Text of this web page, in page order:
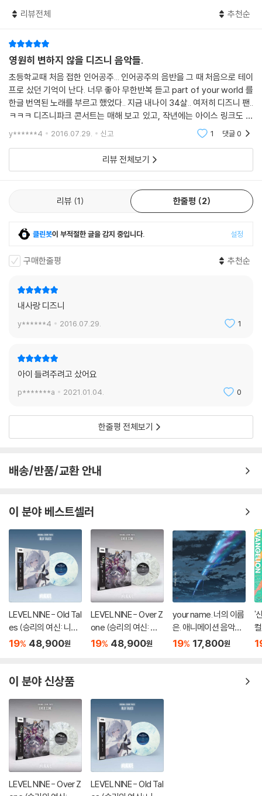
리뷰전체 추천순
영원히 변하지 않을 디즈니 음악들.
초등학교때 처음 접한 인어공주... 인어공주의 음반을 그 때 처음으로 테이
프로 샀던 기억이 난다. 너무 좋아 무한반복 듣고 part of your world 를
한글 번역된 노래를 부르고 했었다.. 지금 내나이 34살.. 여저히 디즈니 팬..
ㅋㅋㅋ 디즈니파크 콘서트는 매해 보고 있고, 작년에는 아이스 링크도 보
러 갔었다.. 나중에 내 아이가 태어나면 내 아이와 함께 보러 다닐듯... 영원
히
y******4 2016.07.29. 신고 1 댓글0
리뷰 전체보기
리뷰 1 한줄평 2
클린봇이 부적절한 글을 감지 중입니다. 설정
구매한줄평 추천순
내사랑 디즈니
y******4 2016.07.29. 1
아이 들려주려고 샀어요
p*******a 2021.01.04. 0
한줄평 전체보기
배송/반품/교환 안내
이 분야 베스트셀러
LEVEL NINE - Old Tal
es (승리의 여신: 니케
OST) [마블 컬러 LP]
19% 48,900원
LEVEL NINE - Over Z
one (승리의 여신: 니
케 OST) [마블 컬러 L
19% 48,900원
your name. 너의 이름
은. 애니메이션 음악
(君の名は。OST by
19% 17,800원
'
이 분야 신상품
LEVEL NINE - Over Z
LEVEL NINE - Old Tal